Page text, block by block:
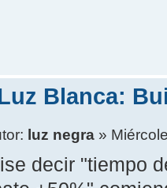
Blanca:
luz negra »
decir "tiempo